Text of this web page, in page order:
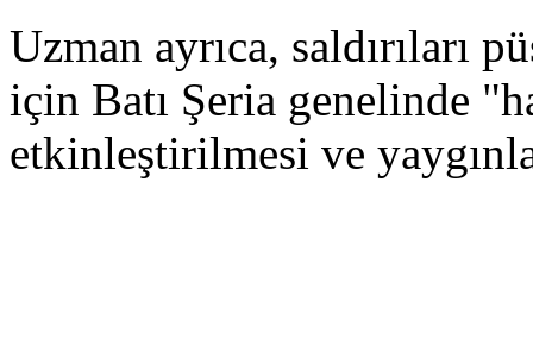
Uzman ayrıca, saldırıları
için Batı Şeria genelinde
etkinleştirilmesi ve